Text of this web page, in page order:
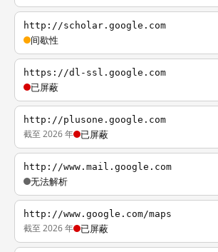
http://scholar.google.com
间歇性
https://dl-ssl.google.com
已屏蔽
http://plusone.google.com
截至 2026 年 已屏蔽
http://www.mail.google.com
无法解析
http://www.google.com/maps
截至 2026 年 已屏蔽